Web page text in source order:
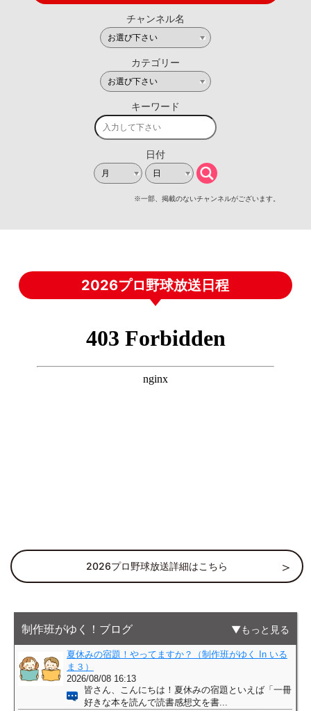
2026プロ野球放送日程
2026プロ野球放送詳細はこちら
制作班がゆく！ブログ もっと見る